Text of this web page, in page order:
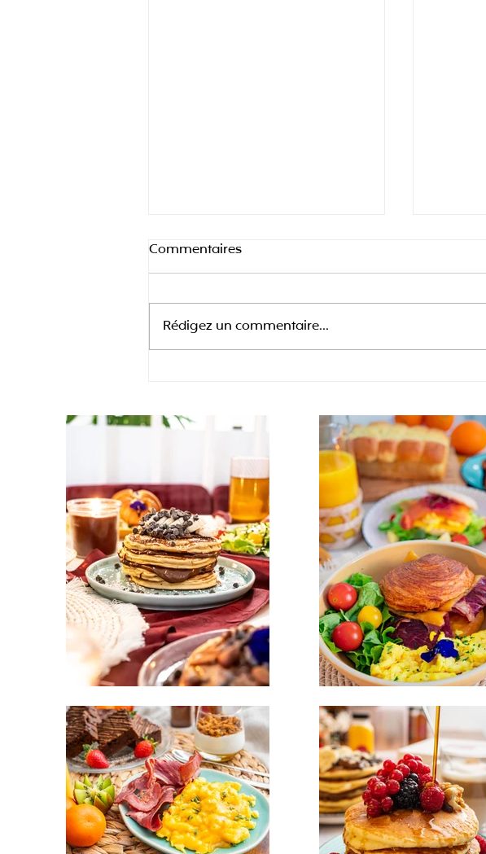
infaillible pour un brunch de
recette
Commentaires
Rédigez un commentaire...